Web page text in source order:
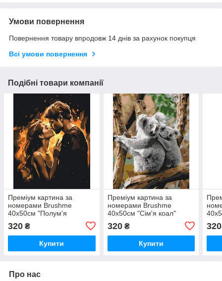
Умови повернення
Повернення товару впродовж 14 днів за рахунок покупця
Всі умови повернення
Подібні товари компанії
Преміум картина за
номерами Brushme
40x50см "Полум'я
320 ₴
Купити
Преміум картина за
номерами Brushme
40x50см "Сім'я коал"
320₴
Купити
320
Про нас